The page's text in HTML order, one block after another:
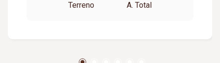
Terreno
A. Total